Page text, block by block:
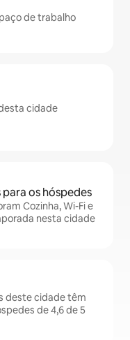
de trabalho
cidade
os hóspedes
Cozinha, Wi-Fi e
nesta cidade
deste cidade têm
de 4,6 de 5